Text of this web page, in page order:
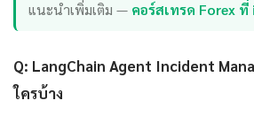
แนะนำเพิ่มเติม — คอร์สเทรด Forex ที่
Q: LangChain Agent Incident
ใครบ้าง